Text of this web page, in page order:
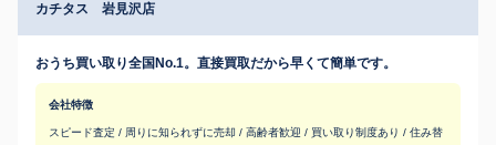
カチタス 岩見沢店
おうち買い取り全国No.1。直接買取だから早くて簡単です。
会社特徴
スピード査定 / 周りに知られずに売却 / 高齢者歓迎 / 買い取り制度あり / 住み替